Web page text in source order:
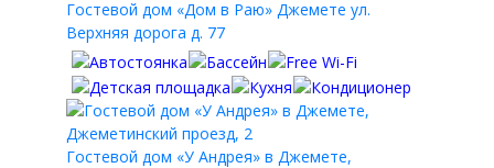
Гостевой дом «Дом в Раю» Джемете ул.
Верхняя дорога д. 77
Гостевой дом «У Андрея» в Джемете,